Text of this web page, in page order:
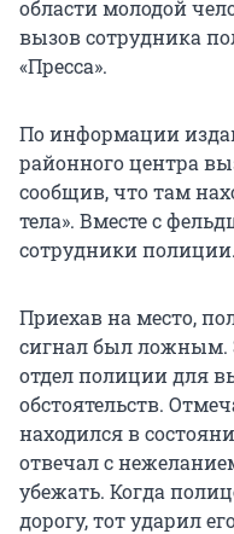
области молодой
вызов сотрудника
«Пресса».
По информации
районного центра
сообщив, что там
тела». Вместе с
сотрудники полиции.
Приехав на место,
сигнал был ложным.
отдел полиции для
обстоятельств.
находился в
отвечал с
убежать. Когда
дорогу, тот ударил